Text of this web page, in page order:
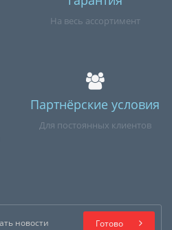
На весь ассортимент
Партнёрские условия
Для постоянных клиентов
Готово